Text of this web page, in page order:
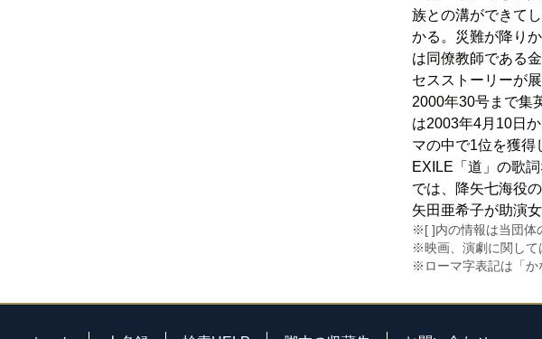
族との溝ができて
かる。災難が降り
は同僚教師である
セスストーリーが
2000年30号まで集
は2003年4月10日
マの中で1位を獲得
EXILE「道」の歌
では、降矢七海役
矢田亜希子が助演
※[ ]内の情報は当団体
※映画、演劇に関して
※ローマ字表記は「か